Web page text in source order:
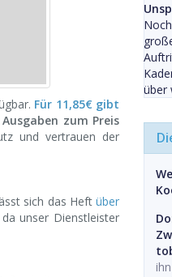
Für 11,85€ gibt
zum Preis
und vertrauen der
sich das Heft über
unser Dienstleister
über